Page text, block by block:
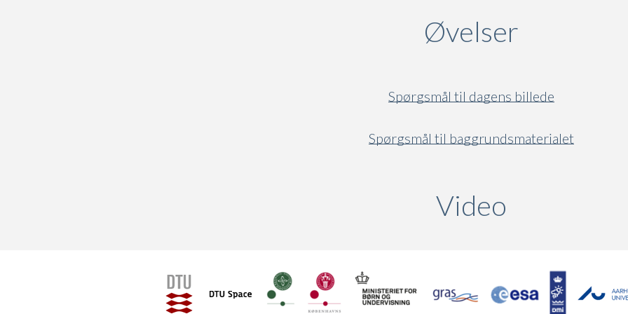
Øvelser
Spørgsmål til dagens billede
Spørgsmål til baggrundsmaterialet
Video